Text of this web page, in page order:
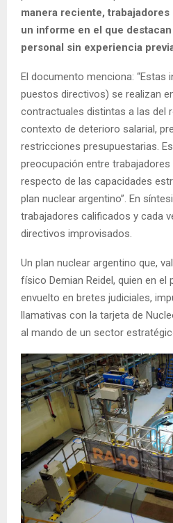
manera reciente,
un informe en el que
personal sin experiencia
El documento menciona: “Estas
puestos directivos) se realizan
contractuales distintas a las del
contexto de deterioro salarial,
restricciones presupuestarias.
preocupación entre
respecto de las capacidades
plan nuclear argentino”. En
trabajadores calificados y cada
directivos improvisados.
Un plan nuclear argentino que,
físico Demian Reidel, quien en el
envuelto en bretes judiciales,
llamativas con la tarjeta de
al mando de un sector